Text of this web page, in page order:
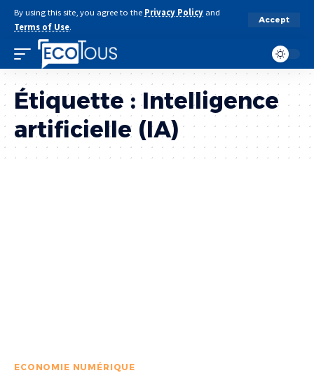
By using this site, you agree to the Privacy Policy and
Terms of Use.
Accept
Étiquette :Intelligence
artificielle (IA)
ECONOMIE NUMÉRIQUE